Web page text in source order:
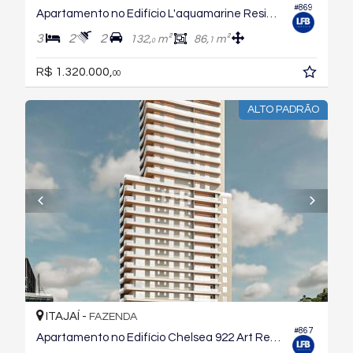
#869
Apartamento no Edifício L'aquamarine Residence
3 2 2 132,0m² 86, 1 m²
R$ 1.320.000, 00
ALTO PADRÃO
#867
ITAJAÍ - FAZENDA
Apartamento no Edifício Chelsea 922 Art Residence